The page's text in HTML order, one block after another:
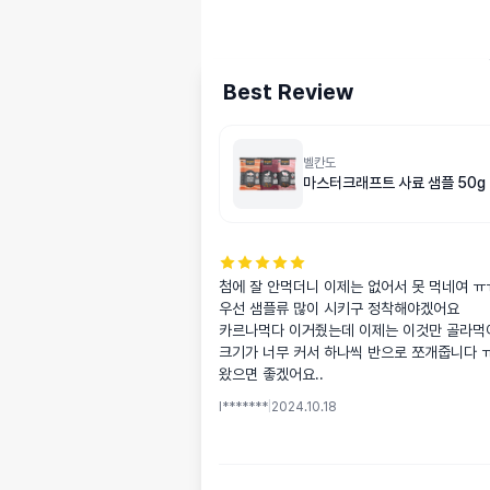
Best Review
벨칸도
마스터크래프트 사료 샘플 50g
첨에 잘 안먹더니 이제는 없어서 못 먹네여 ㅠ
우선 샘플류 많이 시키구 정착해야겠어요
카르나먹다 이거줬는데 이제는 이것만 골라
크기가 너무 커서 하나씩 반으로 쪼개줍니다
왔으면 좋겠어요..
l******* 2024.10.18